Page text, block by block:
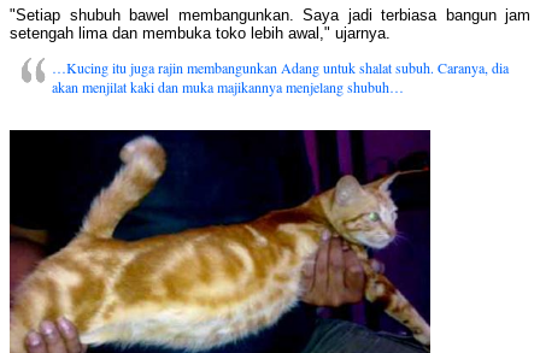
"Setiap shubuh bawel membangunkan. Saya jadi terbiasa bangun jam
setengah lima dan membuka toko lebih awal," ujarnya.
…Kucing itu juga rajin membangunkan Adang untuk shalat subuh. Caranya, dia
akan menjilat kaki dan muka majikannya menjelang shubuh…